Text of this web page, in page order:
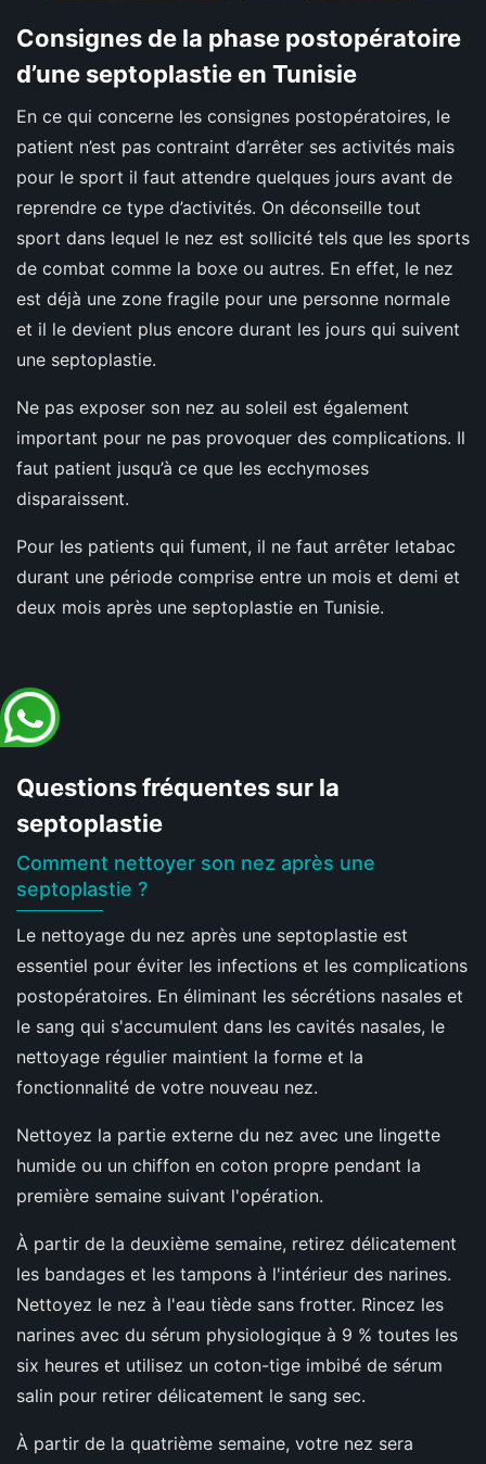
Consignes de la phase postopératoire
d’une septoplastie en Tunisie
En ce qui concerne les consignes postopératoires, le
patient n’est pas contraint d’arrêter ses activités mais
pour le sport il faut attendre quelques jours avant de
reprendre ce type d’activités. On déconseille tout
sport dans lequel le nez est sollicité tels que les sports
de combat comme la boxe ou autres. En effet, le nez
est déjà une zone fragile pour une personne normale
et il le devient plus encore durant les jours qui suivent
une septoplastie.
Ne pas exposer son nez au soleil est également
important pour ne pas provoquer des complications. Il
faut patient jusqu’à ce que les ecchymoses
disparaissent.
Pour les patients qui fument, il ne faut arrêter letabac
durant une période comprise entre un mois et demi et
deux mois après une septoplastie en Tunisie.
Questions fréquentes sur la
septoplastie
Comment nettoyer son nez après une
septoplastie ?
Le nettoyage du nez après une septoplastie est
essentiel pour éviter les infections et les complications
postopératoires. En éliminant les sécrétions nasales et
le sang qui s'accumulent dans les cavités nasales, le
nettoyage régulier maintient la forme et la
fonctionnalité de votre nouveau nez.
Nettoyez la partie externe du nez avec une lingette
humide ou un chiffon en coton propre pendant la
première semaine suivant l'opération.
À partir de la deuxième semaine, retirez délicatement
les bandages et les tampons à l'intérieur des narines.
Nettoyez le nez à l'eau tiède sans frotter. Rincez les
narines avec du sérum physiologique à 9 % toutes les
six heures et utilisez un coton-tige imbibé de sérum
salin pour retirer délicatement le sang sec.
À partir de la quatrième semaine, votre nez sera